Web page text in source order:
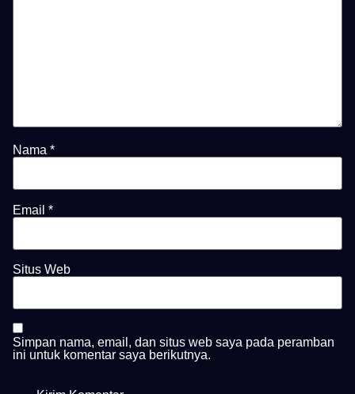
Nama *
Email *
Situs Web
Simpan nama, email, dan situs web saya pada peramban
ini untuk komentar saya berikutnya.